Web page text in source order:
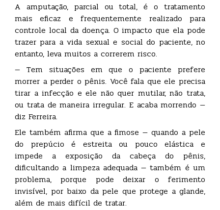
A amputação, parcial ou total, é o tratamento
mais eficaz e frequentemente realizado para
controle local da doença. O impacto que ela pode
trazer para a vida sexual e social do paciente, no
entanto, leva muitos a correrem risco.
— Tem situações em que o paciente prefere
morrer a perder o pênis. Você fala que ele precisa
tirar a infecção e ele não quer mutilar, não trata,
ou trata de maneira irregular. E acaba morrendo —
diz Ferreira.
Ele também afirma que a fimose — quando a pele
do prepúcio é estreita ou pouco elástica e
impede a exposição da cabeça do pênis,
dificultando a limpeza adequada — também é um
problema, porque pode deixar o ferimento
invisível, por baixo da pele que protege a glande,
além de mais difícil de tratar.